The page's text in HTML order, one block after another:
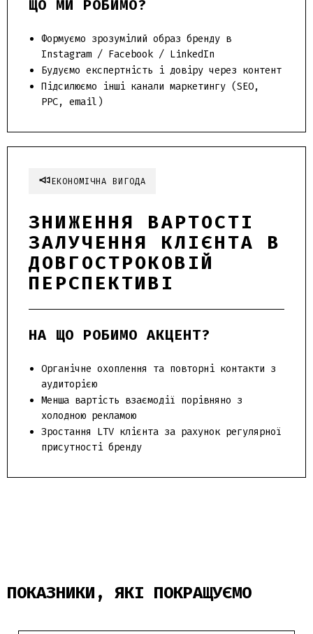
ЩО МИ РОБИМО?
Формуємо зрозумілий образ бренду в
Instagram / Facebook / LinkedIn
Будуємо експертність і довіру через контент
Підсилюємо інші канали маркетингу (SEO,
PPC, email)
ЕКОНОМІЧНА ВИГОДА
ЗНИЖЕННЯ ВАРТОСТІ
ЗАЛУЧЕННЯ КЛІЄНТА В
ДОВГОСТРОКОВІЙ
ПЕРСПЕКТИВІ
НА ЩО РОБИМО АКЦЕНТ?
Органічне охоплення та повторні контакти з
аудиторією
Менша вартість взаємодії порівняно з
холодною рекламою
Зростання LTV клієнта за рахунок регулярної
присутності бренду
ПОКАЗНИКИ, ЯКІ ПОКРАЩУЄМО